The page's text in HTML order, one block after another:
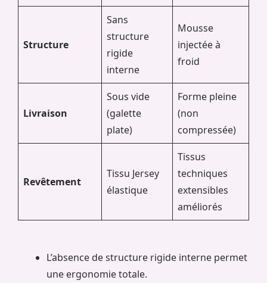
Structure
Sans
structure
rigide
interne
Mousse
injectée à
froid
Livraison
Sous vide
(galette
plate)
Forme pleine
(non
compressée)
Revêtement
Tissu Jersey
élastique
Tissus
techniques
extensibles
améliorés
L’absence de structure rigide interne permet
une ergonomie totale.